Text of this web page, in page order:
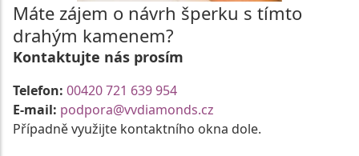
Máte zájem o návrh šperku s tímto
drahým kamenem?
Kontaktujte nás prosím
Telefon: 00420 721 639 954
E-mail: podpora@vvdiamonds.cz
Případně využijte kontaktního okna dole.